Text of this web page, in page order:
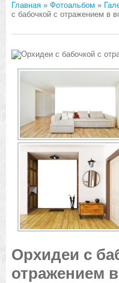
Главная » Фотоальбом »
с бабочкой с отражением в
Орхидеи с
отражением